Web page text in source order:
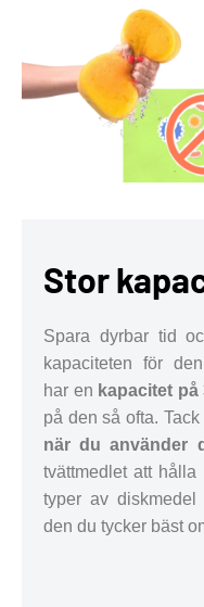
Stor
Spara dyrbar tid
kapaciteten för
har en kapacitet på
på den så ofta. Tack
när du använder
tvättmedlet att
typer av
den du tycker bäst